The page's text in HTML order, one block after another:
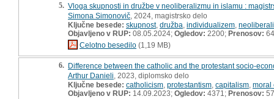
5. Vloga skupnosti in družbe v neoliberalizmu in islamu :
Simona Simonovič , 2024, magistrsko delo
Ključne besede: skupnost, družba individualizem
Objavljeno v RUP: 08.05.2024; Ogledov: 2200; Prenosov: 64
Celotno besedilo (1,19 MB)
6. Difference between the catholic and the protestant socio-
Arthur Danieli , 2023, diplomsko delo
Ključne besede: catholicism protestantism capitalism moral
Objavljeno v RUP: 14.09.2023; Ogledov: 4371; Prenosov: 57